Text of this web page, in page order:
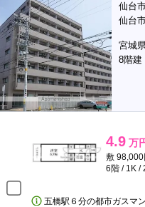
仙台
仙台
宮城
8階建
4.9 万
敷 98,000
6階 / 1K /
五橋駅６分の都市ガスマ